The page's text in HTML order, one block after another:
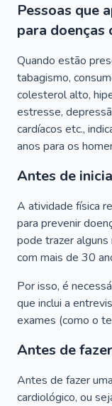
Pessoas que
para doenças
Quando estão
tabagismo,
colesterol alto,
estresse,
cardíacos etc.,
anos para os
Antes de
A atividade física
para prevenir
pode trazer
com mais de 30
Por isso, é
que inclui a
exames (como o
Antes de
Antes de fazer
cardiológico, ou